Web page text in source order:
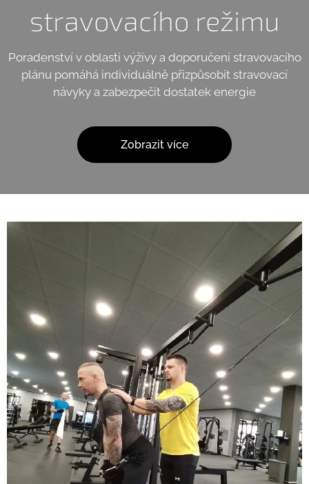
stravovacího režimu
Poradenství v oblasti výživy a doporučení stravovacího
plánu pomáhá individuálně přizpůsobit stravovací
návyky a zabezpečit dostatek energie
Zobrazit více